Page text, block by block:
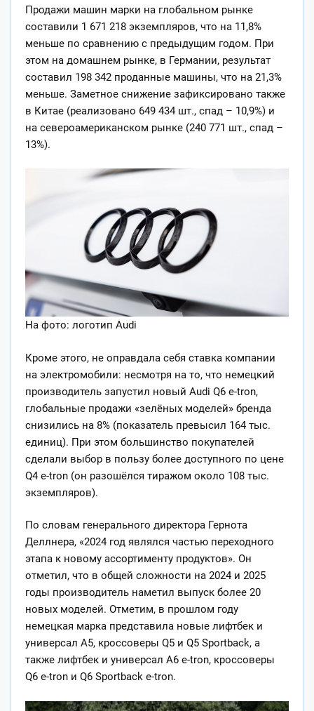
Продажи машин марки на глобальном рынке
составили 1 671 218 экземпляров, что на 11,8%
меньше по сравнению с предыдущим годом. При
этом на домашнем рынке, в Германии, результат
составил 198 342 проданные машины, что на 21,3%
меньше. Заметное снижение зафиксировано также
в Китае (реализовано 649 434 шт., спад – 10,9%) и
на североамериканском рынке (240 771 шт., спад –
13%).
На фото: логотип Audi
Кроме этого, не оправдала себя ставка компании
на электромобили: несмотря на то, что немецкий
производитель запустил новый Audi Q6 e-tron,
глобальные продажи «зелёных моделей» бренда
снизились на 8% (показатель превысил 164 тыс.
единиц). При этом большинство покупателей
сделали выбор в пользу более доступного по цене
Q4 e-tron (он разошёлся тиражом около 108 тыс.
экземпляров).
По словам генерального директора Гернота
Деллнера, «2024 год являлся частью переходного
этапа к новому ассортименту продуктов». Он
отметил, что в общей сложности на 2024 и 2025
годы производитель наметил выпуск более 20
новых моделей. Отметим, в прошлом году
немецкая марка представила новые лифтбек и
универсал A5, кроссоверы Q5 и Q5 Sportback, а
также лифтбек и универсал A6 e-tron, кроссоверы
Q6 e-tron и Q6 Sportback e-tron.